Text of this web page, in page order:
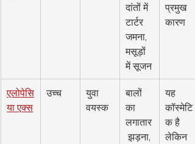
दांतों में
टार्टर
जमना,
मसूड़ों
में सूजन
प्रमुख
कारण
एलोपेसि
या एक्स
उच्च
युवा
वयस्क
बालों
का
लगातार
झड़ना,
यह
कॉस्मेटि
क है
लेकिन